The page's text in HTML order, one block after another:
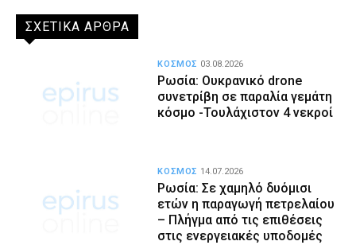
ΣΧΕΤΙΚΑ ΑΡΘΡΑ
Ρωσία: Ουκρανικό drone
συνετρίβη σε παραλία γεμάτη
κόσμο -Τουλάχιστον 4 νεκροί
ΚΟΣΜΟΣ 03.08.2026
Ρωσία: Σε χαμηλό δυόμισι
ετών η παραγωγή πετρελαίου
– Πλήγμα από τις επιθέσεις
στις ενεργειακές υποδομές
ΚΟΣΜΟΣ 14.07.2026